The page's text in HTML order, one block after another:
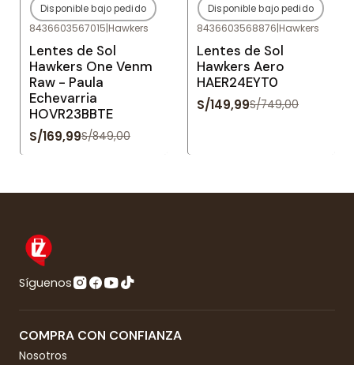
-80%OFF
Agotado
Disponible bajo pedido
8436603567015|Hawkers
Lentes de Sol
Hawkers One Venm
Raw - Paula
Echevarria
HOVR23BBTE
S/169,99S/849,00
-80%OFF
Agotado
Disponible bajo pedido
8436603568876|Hawkers
Lentes de Sol
Hawkers Aero
HAER24EYT0
S/149,99S/749,00
Síguenos
COMPRA CON CONFIANZA
Nosotros